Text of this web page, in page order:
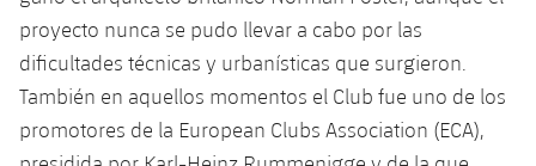
proyecto nunca se pudo llevar a cabo por las
dificultades técnicas y urbanísticas que surgieron.
También en aquellos momentos el Club fue uno de los
promotores de la European Clubs Association (ECA),